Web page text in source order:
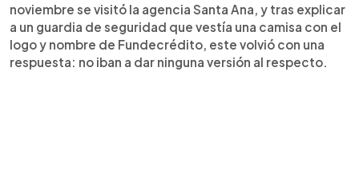
noviembre se visitó la agencia Santa Ana, y tras explicar
a un guardia de seguridad que vestía una camisa con el
logo y nombre de Fundecrédito, este volvió con una
respuesta: no iban a dar ninguna versión al respecto.